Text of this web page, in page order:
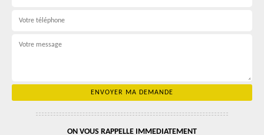
ON VOUS RAPPELLE IMMEDIATEMENT